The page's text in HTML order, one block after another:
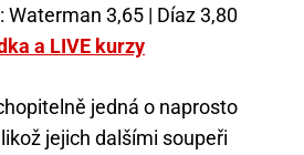
: Waterman 3,65 | Díaz 3,80
a LIVE kurzy
jedná o naprosto
jejich dalšími soupeři